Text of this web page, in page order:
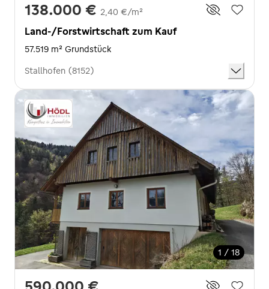
138.000 € 2,40 €/m²
Land-/Forstwirtschaft zum Kauf
57.519 m² Grundstück
Stallhofen (8152)
1 / 18